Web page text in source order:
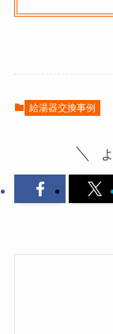
給湯器交換事例